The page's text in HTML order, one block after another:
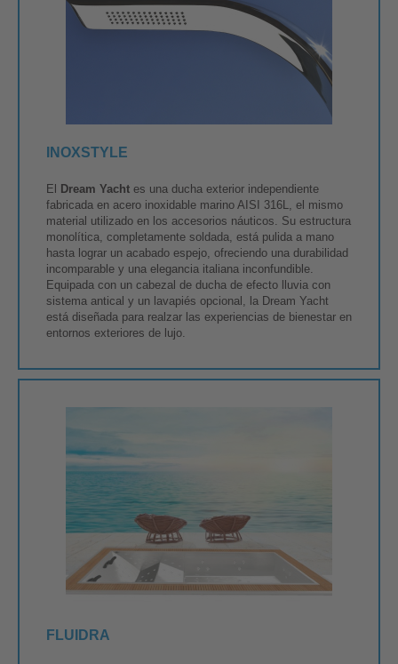
INOXSTYLE
El Dream Yacht es una ducha exterior independiente
fabricada en acero inoxidable marino AISI 316L, el mismo
material utilizado en los accesorios náuticos. Su estructura
monolítica, completamente soldada, está pulida a mano
hasta lograr un acabado espejo, ofreciendo una durabilidad
incomparable y una elegancia italiana inconfundible.
Equipada con un cabezal de ducha de efecto lluvia con
sistema antical y un lavapiés opcional, la Dream Yacht
está diseñada para realzar las experiencias de bienestar en
entornos exteriores de lujo.
FLUIDRA